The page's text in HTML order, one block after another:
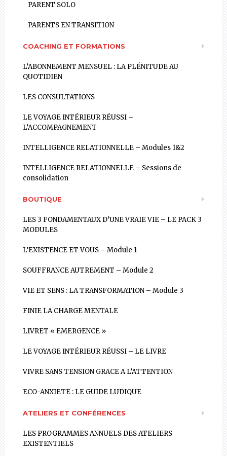
PARENT SOLO
PARENTS EN TRANSITION
COACHING ET FORMATIONS
L’ABONNEMENT MENSUEL : LA PLÉNITUDE AU
QUOTIDIEN
LES CONSULTATIONS
LE VOYAGE INTÉRIEUR RÉUSSI –
L’ACCOMPAGNEMENT
INTELLIGENCE RELATIONNELLE – Modules 1&2
INTELLIGENCE RELATIONNELLE – Sessions de
consolidation
BOUTIQUE
LES 3 FONDAMENTAUX D’UNE VRAIE VIE – LE PACK 3
MODULES
L’EXISTENCE ET VOUS – Module 1
SOUFFRANCE AUTREMENT – Module 2
VIE ET SENS : LA TRANSFORMATION – Module 3
FINIE LA CHARGE MENTALE
LIVRET « EMERGENCE »
LE VOYAGE INTÉRIEUR RÉUSSI – LE LIVRE
VIVRE SANS TENSION GRACE A L’ATTENTION
ECO-ANXIETE : LE GUIDE LUDIQUE
ATELIERS ET CONFÉRENCES
LES PROGRAMMES ANNUELS DES ATELIERS
EXISTENTIELS